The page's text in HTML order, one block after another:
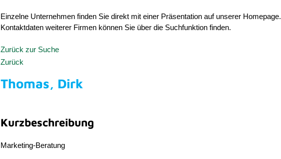
Einzelne Unternehmen finden Sie direkt mit einer Präsentation auf unserer Homepage.
Kontaktdaten weiterer Firmen können Sie über die Suchfunktion finden.
Zurück zur Suche
Zurück
Thomas, Dirk
Kurzbeschreibung
Marketing-Beratung